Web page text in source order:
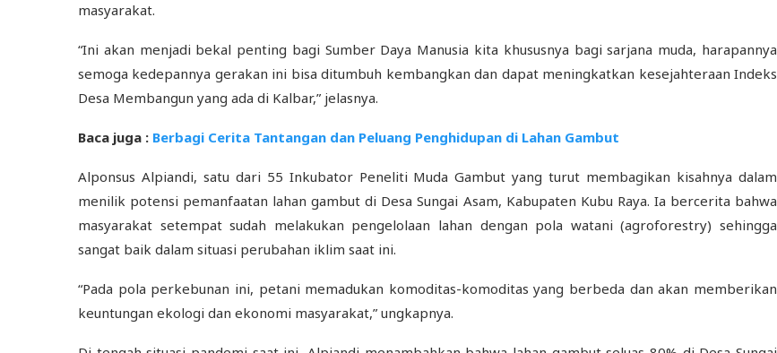
masyarakat.
“Ini akan menjadi bekal penting bagi Sumber Daya Manusia kita khususnya bagi sarjana muda, harapannya
semoga kedepannya gerakan ini bisa ditumbuh kembangkan dan dapat meningkatkan kesejahteraan Indeks
Desa Membangun yang ada di Kalbar,” jelasnya.
Baca juga : Berbagi Cerita Tantangan dan Peluang Penghidupan di Lahan Gambut
Alponsus Alpiandi, satu dari 55 Inkubator Peneliti Muda Gambut yang turut membagikan kisahnya dalam
menilik potensi pemanfaatan lahan gambut di Desa Sungai Asam, Kabupaten Kubu Raya. Ia bercerita bahwa
masyarakat setempat sudah melakukan pengelolaan lahan dengan pola watani (agroforestry) sehingga
sangat baik dalam situasi perubahan iklim saat ini.
“Pada pola perkebunan ini, petani memadukan komoditas-komoditas yang berbeda dan akan memberikan
keuntungan ekologi dan ekonomi masyarakat,” ungkapnya.